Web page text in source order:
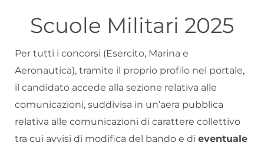
Scuole Militari 2025
Per tutti i concorsi (Esercito, Marina e
Aeronautica), tramite il proprio profilo nel portale,
il candidato accede alla sezione relativa alle
comunicazioni, suddivisa in un’aera pubblica
relativa alle comunicazioni di carattere collettivo
tra cui avvisi di modifica del bando e di eventuale